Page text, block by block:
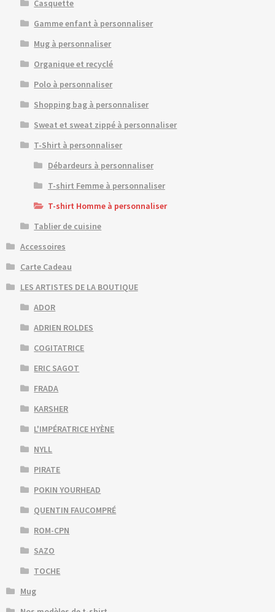
Casquette
Gamme enfant à personnaliser
Mug à personnaliser
Organique et recyclé
Polo à personnaliser
Shopping bag à personnaliser
Sweat et sweat zippé à personnaliser
T-Shirt à personnaliser
Débardeurs à personnaliser
T-shirt Femme à personnaliser
T-shirt Homme à personnaliser
Tablier de cuisine
Accessoires
Carte Cadeau
LES ARTISTES DE LA BOUTIQUE
ADOR
ADRIEN ROLDES
COGITATRICE
ERIC SAGOT
FRADA
KARSHER
L'IMPÉRATRICE HYÈNE
NYLL
PIRATE
POKIN YOURHEAD
QUENTIN FAUCOMPRÉ
ROM-CPN
SAZO
TOCHE
Mug